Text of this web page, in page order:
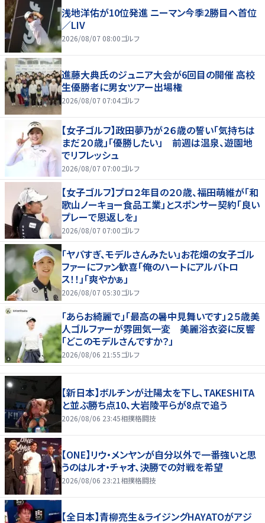
浅地洋佑が10位発進 ニーマン今季2勝目へ首位
／LIV
2026/08/07 08:00ゴルフ
進藤大典氏のジュニア大会が6回目の開催 高校
生優勝者に男女ツアー出場権
2026/08/07 07:04ゴルフ
【女子ゴルフ】政田夢乃が２６歳の誓い「気持ちは
まだ２０歳」「優勝したい」 前週は温泉、遊園地
でリフレッシュ
2026/08/07 07:00ゴルフ
【女子ゴルフ】プロ２年目の２０歳、福田萌維が「和
歌山ノーキョー食品工業」とスポンサー契約「良い
プレーで恩返しを」
2026/08/07 07:00ゴルフ
「ヤバすぎ、モデルさんみたい」お花畑の女子ゴル
ファーにファン歓喜「俺のハートにアルバトロ
ス！！」「爽やかぁ」
2026/08/07 05:30ゴルフ
「あらお綺麗で」「最高の暑中見舞いです」２５歳美
人ゴルファーが雰囲気一変 美麗浴衣姿に反響
「どこのモデルさんですか？」
2026/08/06 21:55ゴルフ
【新日本】ボルチンが辻陽太を下し、TAKESHITA
と並ぶ勝ち点10、大岩陵平らが8点で追う
2026/08/06 23:45相撲格闘技
【ONE】リウ・メンヤンが自分以外で一番強いと思
うのはルオ・チャオ、決勝での対戦を希望
2026/08/06 23:21 相撲格闘技
【全日本】青柳亮生＆ライジングHAYATOがアジ